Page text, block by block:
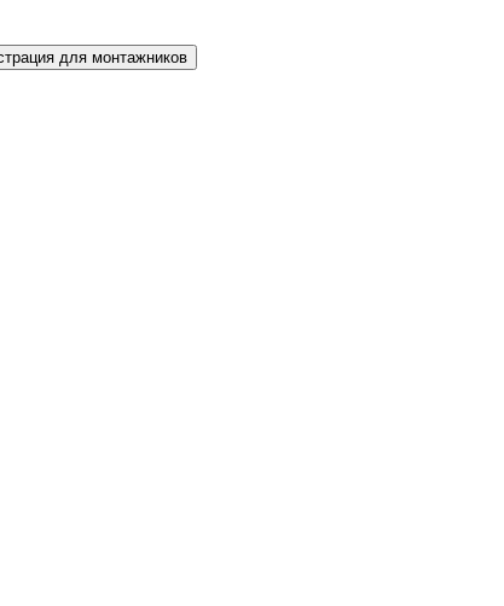
Регистрация для монтажников